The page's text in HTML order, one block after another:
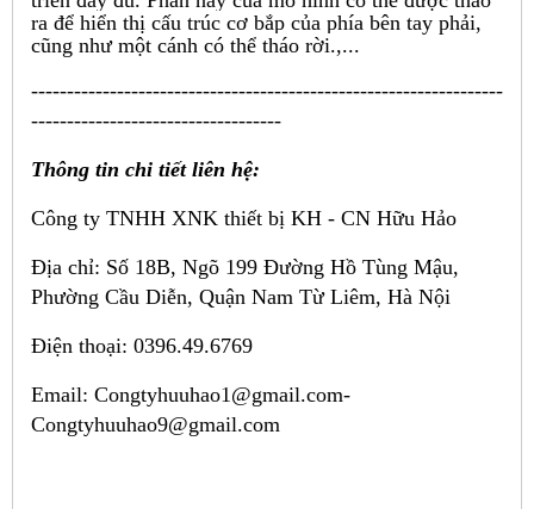
ra để hiển thị cấu trúc cơ bắp của phía bên tay phải,
cũng như một cánh có thể tháo rời.,...
------------------------------------------------------------------
-----------------------------------
Thông tin chi tiết liên hệ:
Công ty TNHH XNK thiết bị KH - CN Hữu Hảo
Địa chỉ: Số 18B, Ngõ 199 Đường Hồ Tùng Mậu,
Phường Cầu Diễn, Quận Nam Từ Liêm, Hà Nội
Điện thoại: 0396.49.6769
Email: Congtyhuuhao1@gmail.com-
Congtyhuuhao9@gmail.com